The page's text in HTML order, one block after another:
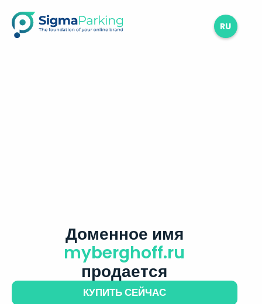
RU
Доменное имя
myberghoff.ru
продается
КУПИТЬ СЕЙЧАС